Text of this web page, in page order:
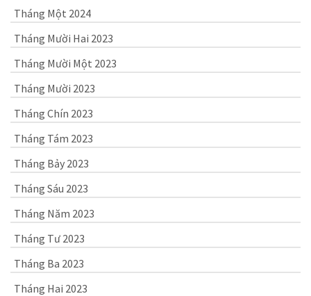
Tháng Một 2024
Tháng Mười Hai 2023
Tháng Mười Một 2023
Tháng Mười 2023
Tháng Chín 2023
Tháng Tám 2023
Tháng Bảy 2023
Tháng Sáu 2023
Tháng Năm 2023
Tháng Tư 2023
Tháng Ba 2023
Tháng Hai 2023